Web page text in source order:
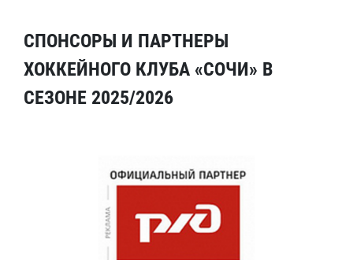
СПОНСОРЫ И ПАРТНЕРЫ
ХОККЕЙНОГО КЛУБА «СОЧИ» В
СЕЗОНЕ 2025/2026